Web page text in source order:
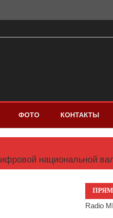
ФОТО КОНТАКТЫ
национальной
Radio